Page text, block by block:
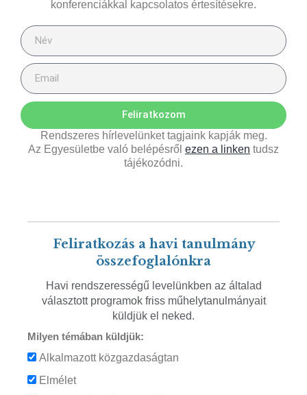
konferenciákkal kapcsolatos értesítésekre.
Feliratkozom
Rendszeres hírlevelünket tagjaink kapják meg.
Az Egyesületbe való belépésről ezen a linken tudsz
tájékozódni.
Feliratkozás a havi tanulmány
összefoglalónkra
Havi rendszerességű levelünkben az általad
választott programok friss műhelytanulmányait
küldjük el neked.
Milyen témában küldjük:
Alkalmazott közgazdaságtan
Elmélet